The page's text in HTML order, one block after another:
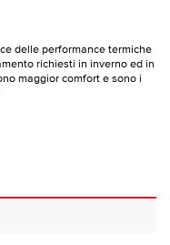
delle performance termiche
richiesti in inverno ed in
maggior comfort e sono i